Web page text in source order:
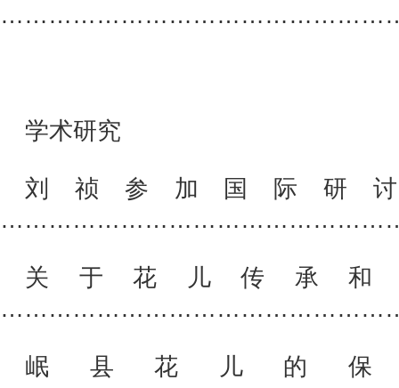
学术研究
刘祯参加国际研
关于花儿传承
岷县花儿的